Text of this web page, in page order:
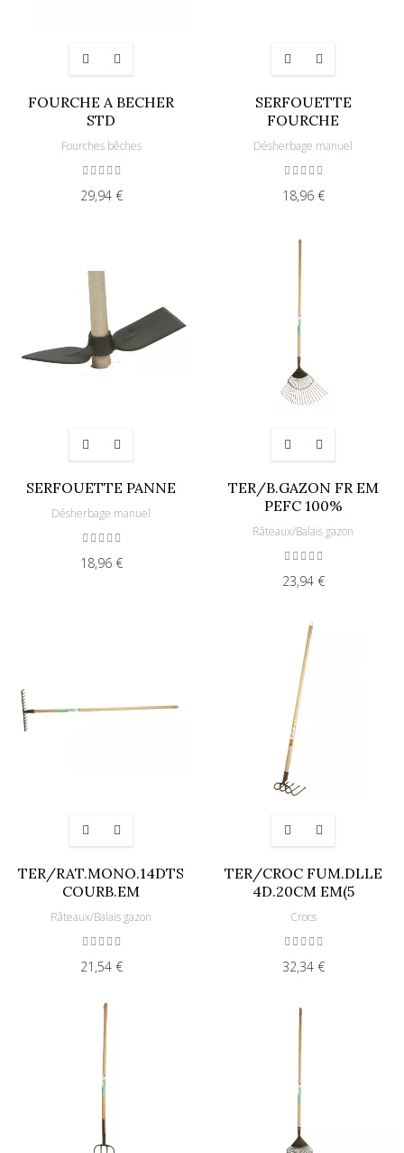
FOURCHE A BECHER
STD
Fourches bêches
29,94 €
SERFOUETTE
FOURCHE
Désherbage manuel
18,96 €
SERFOUETTE PANNE
Désherbage manuel
18,96 €
TER/B.GAZON FR EM
PEFC 100%
Râteaux/Balais gazon
23,94 €
TER/RAT.MONO.14DTS
COURB.EM
Râteaux/Balais gazon
21,54 €
TER/CROC FUM.DLLE
4D.20CM EM(5
Crocs
32,34 €